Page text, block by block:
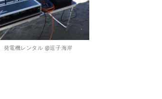
発電機レンタル @逗子海岸